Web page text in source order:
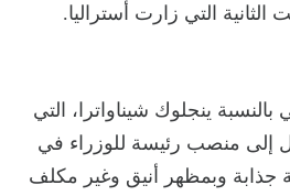
الثانية التي زارت أستراليا.
2011 تاريخي بالنسبة ينجلوك شيناواترا، التي
إلى منصب رئيسة للوزراء في
جذابة وبمظهر أنيق وغير مكلف